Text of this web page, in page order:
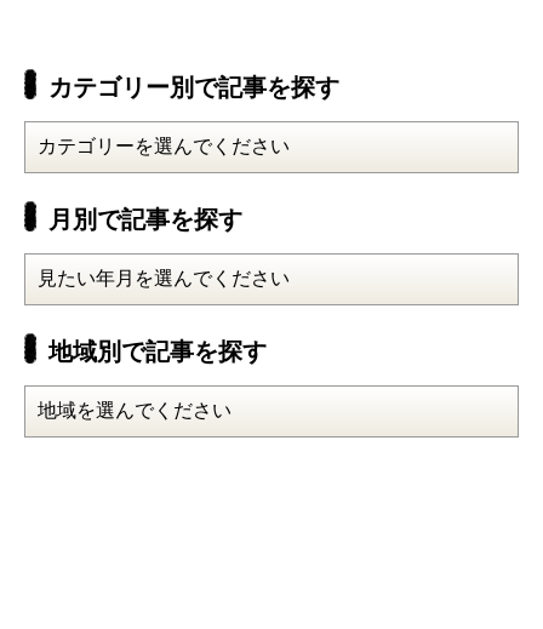
カテゴリー別で記事を探す
月別で記事を探す
地域別で記事を探す